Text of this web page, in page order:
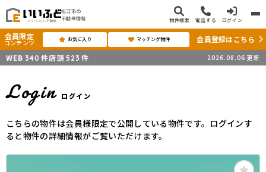
松江市の
不動産情報
物件検索 電話する ログイン
会員限定
コンテンツ お気に入り マッチング物件
会員登録はこちら
WEB 340 件店頭 523 件 2026.08.06 更新
Login ログイン
こちらの物件は会員様限定で公開している物件です。ログインす
ると物件の詳細情報がご覧いただけます。